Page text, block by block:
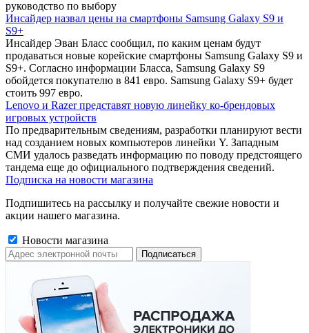
руководство по выбору
Инсайдер назвал цены на смартфоны Samsung Galaxy S9 и
S9+
Инсайдер Эван Бласс сообщил, по каким ценам будут
продаваться новые корейские смартфоны Samsung Galaxy S9 и
S9+. Согласно информации Бласса, Samsung Galaxy S9
обойдется покупателю в 841 евро. Samsung Galaxy S9+ будет
стоить 997 евро.
Lenovo и Razer представят новую линейку ко-брендовых
игровых устройств
По предварительным сведениям, разработки планируют вести
над созданием новых компьютеров линейки Y. Западным
СМИ удалось разведать информацию по поводу предстоящего
тандема еще до официального подтверждения сведений.
Подписка на новости магазина
Подпишитесь на рассылку и получайте свежие новости и
акции нашего магазина.
Новости магазина